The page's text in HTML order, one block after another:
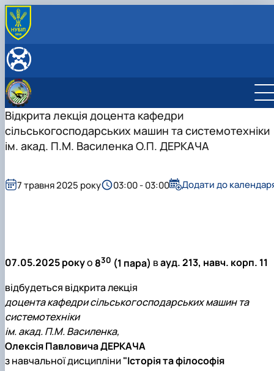
ПРО КАФЕДРУ
НАУКОВА ДІЯЛЬНІСТЬ
Студентські наукові гуртки
СКЛАД КАФЕДРИ
Гуменюк Юрій Олегович
Войтюк Дмитро Григорович
Теслюк Віктор Васильович
Мартишко Віктор Миколайович
Росамаха Юрій Олександрович
Вечера Олег Миколайович
Гаркуша Наталія Миколаївна
Кіру Валентина Василівна
Ямков Олександр Володимирович
Білоконь Ольга Борисівна
Тихий Олександр Іванович
Відкрита лекція доцента кафедри
сільськогосподарських машин та системотехніки
ім. акад. П.М. Василенка О.П. ДЕРКАЧА
07.05.2025 рокуо 830 (1 пара) вауд. 213, навч. корп. 11
відбудеться відкрита лекція
доцента кафедри сільськогосподарських машин та
системотехніки
ім. акад. П.М. Василенка,
Олексія Павловича ДЕРКАЧА
з навчальної дисципліни"Історія та філософія
7 травня 2025 року 03:00 - 03:00 Додати до